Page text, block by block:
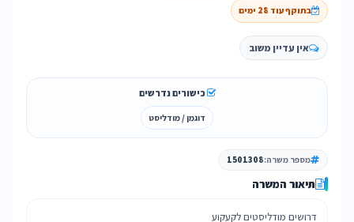
בתוקף עוד 28 ימים
אין עדיין משוב
כישורים נדרשים
דוגמן / מודליסט
מספר משרה:1501308
תיאור המשרה